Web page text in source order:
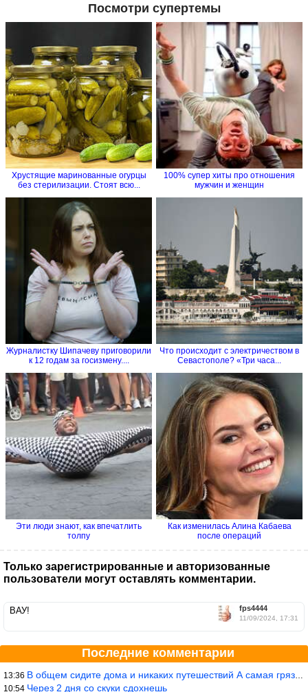
Посмотри супертемы
Хрустящие маринованные огурцы
без стерилизации. Стоят всю...
100% супер хиты про отношения
мужчин и женщин
Журналистку Шипачеву приговорили
к 12 годам за госизмену....
Что происходит с электричеством в
Севастополе? «Три часа...
Эти люди знают, как впечатлить
толпу
Как изменилась Алина Кабаева
после операций
Только зарегистрированные и авторизованные
пользователи могут оставлять комментарии.
fps4444
11/09/2024, 17:31
ВАУ!
Последние комментарии
13:36 В общем сидите дома и никаких путешествий А самая грязная в от
10:54 Через 2 дня со скуки сдохнешь